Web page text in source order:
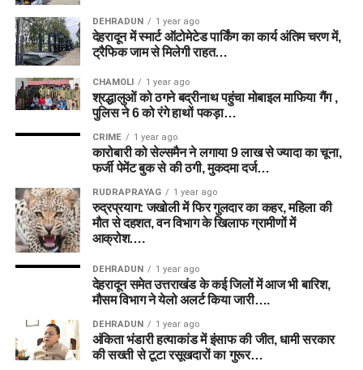
DEHRADUN 1 year ago
देहरादून में स्मार्ट ऑटोमेटेड पार्किंग का कार्य अंतिम चरण में,
ट्रैफिक जाम से मिलेगी राहत…
CHAMOLI 1 year ago
श्रद्धालुओं को ठगने बद्रीनाथ पहुंचा मोबाइल माफिया गैंग ,
पुलिस ने 6 को रंगे हाथों पकड़ा…
CRIME 1 year ago
कारोबारी को सेल्समैन ने लगाया 9 लाख से ज्यादा का चूना,
फर्जी पेमेंट बुक से की ठगी, मुकदमा दर्ज…
RUDRAPRAYAG 1 year ago
रुद्रप्रयाग: जखोली में फिर गुलदार का कहर, महिला की
मौत से दहशत, वन विभाग के खिलाफ ग्रामीणों में
आक्रोश….
DEHRADUN 1 year ago
देहरादून समेत उत्तराखंड के कई जिलों में आज भी बारिश,
मौसम विभाग ने येलो अलर्ट किया जारी….
DEHRADUN 1 year ago
अंकिता भंडारी हत्याकांड में इंसाफ की जीत, धामी सरकार
की सख्ती से टूटा रसूखदारों का गुरूर…